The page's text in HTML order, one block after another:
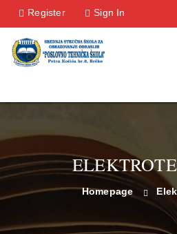
Register Sign In
Homepage